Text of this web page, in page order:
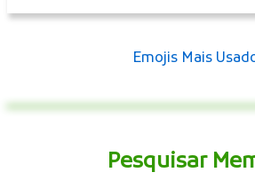
Emojis Mais
Pesquisar